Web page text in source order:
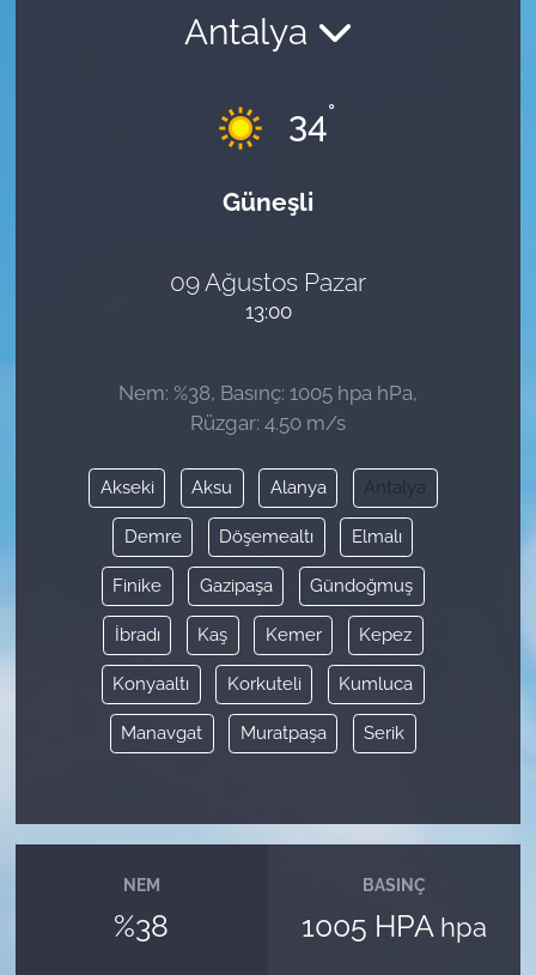
Antalya
34°
Güneşli
09 Ağustos Pazar
13:00
Nem: %38, Basınç: 1005 hpa hPa,
Rüzgar: 4.50 m/s
Akseki Aksu Alanya Antalya
Demre Döşemealtı Elmalı
Finike Gazipaşa Gündoğmuş
İbradı Kaş Kemer Kepez
Konyaaltı Korkuteli Kumluca
Manavgat Muratpaşa Serik
NEM
%38
BASINÇ
1005 HPA hpa